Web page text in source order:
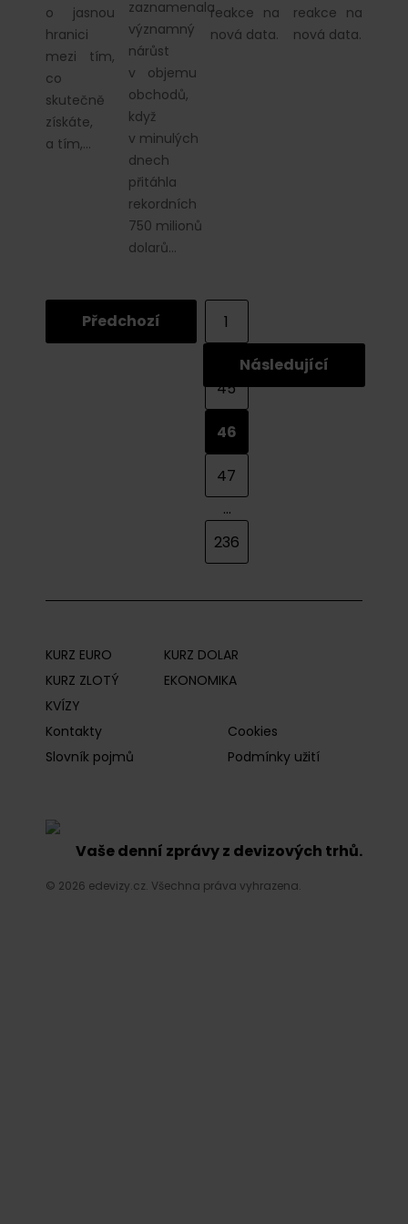
o jasnou
hranici
mezi tím,
co
skutečně
získáte,
a tím,…
zaznamenala
významný
nárůst
v objemu
obchodů,
když
v minulých
dnech
přitáhla
rekordních
750 milionů
dolarů…
reakce na
nová data.
reakce na
nová data.
Předchozí
1
45
46
47
...
236
Následující
KURZ EURO
KURZ DOLAR
KURZ ZLOTÝ
EKONOMIKA
KVÍZY
Kontakty
Cookies
Slovník pojmů
Podmínky užití
Vaše denní zprávy z devizových trhů.
© 2026 edevizy.cz. Všechna práva vyhrazena.